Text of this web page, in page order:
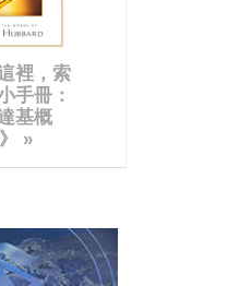
裡，索
手冊：
基概
»